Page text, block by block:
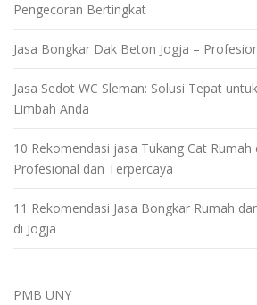
Pengecoran Bertingkat
Jasa Bongkar Dak Beton Jogja –
Jasa Sedot WC Sleman: Solusi Tepat
Limbah Anda
10 Rekomendasi jasa Tukang Cat
Profesional dan Terpercaya
11 Rekomendasi Jasa Bongkar Rumah
di Jogja
PMB UNY